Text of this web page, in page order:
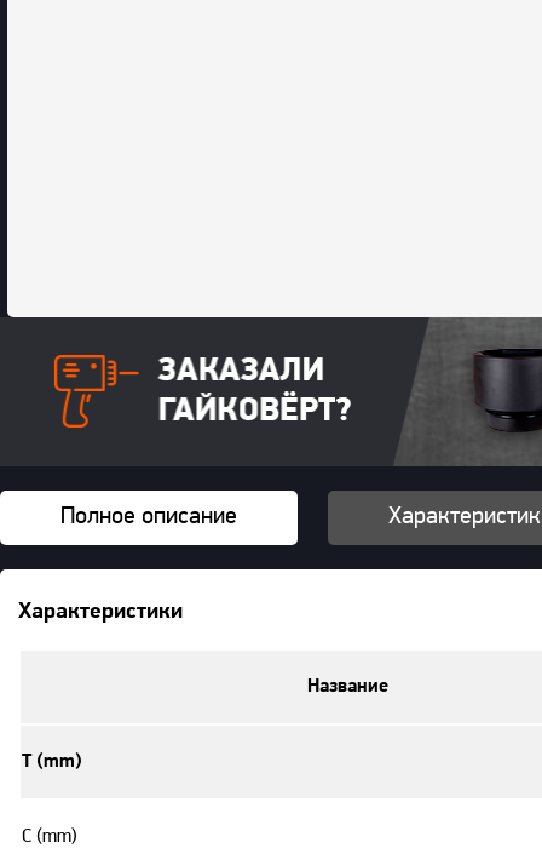
Полное описание
Характеристики
Название
T (mm)
C (mm)